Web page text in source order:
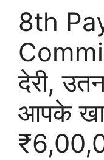
8th
देरी,
आपके